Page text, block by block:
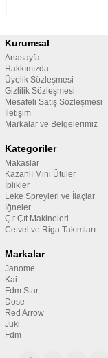
Kurumsal
Anasayfa
Hakkımızda
Üyelik Sözleşmesi
Gizlilik Sözleşmesi
Mesafeli Satış Sözleşmesi
İletişim
Markalar ve Belgelerimiz
Kategoriler
Makaslar
Kazanlı Mini Ütüler
İplikler
Leke Spreyleri ve İlaçlar
İğneler
Çıt Çıt Makineleri
Cetvel ve Riga Takımları
Markalar
Janome
Kai
Fdm Star
Dose
Red Arrow
Juki
Fdm